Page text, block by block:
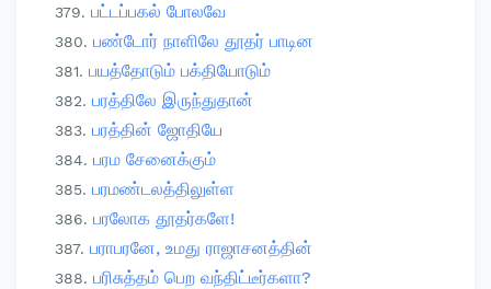
பட்டப்பகல் போலவே
பண்டோர் நாளிலே தூதர் பாடின
பயத்தோடும் பக்தியோடும்
பரத்திலே இருந்துதான்
பரத்தின் ஜோதியே
பரம சேனைக்கும்
பரமண்டலத்திலுள்ள
பரலோக தூதர்களே!
பராபரனே, உமது ராஜாசனத்தின்
பரிசுத்தம் பெற வந்திட்டீர்களா?